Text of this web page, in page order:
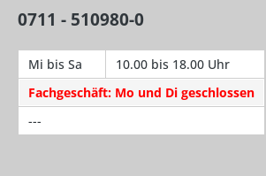
0711 - 510980-0
Mi bis Sa
10.00 bis 18.00 Uhr
Fachgeschäft: Mo und Di geschlossen
---